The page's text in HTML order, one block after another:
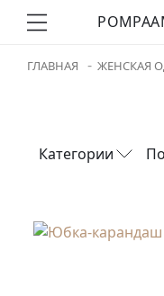
POMPA
ГЛАВНАЯ ЖЕНСКАЯ
Категории